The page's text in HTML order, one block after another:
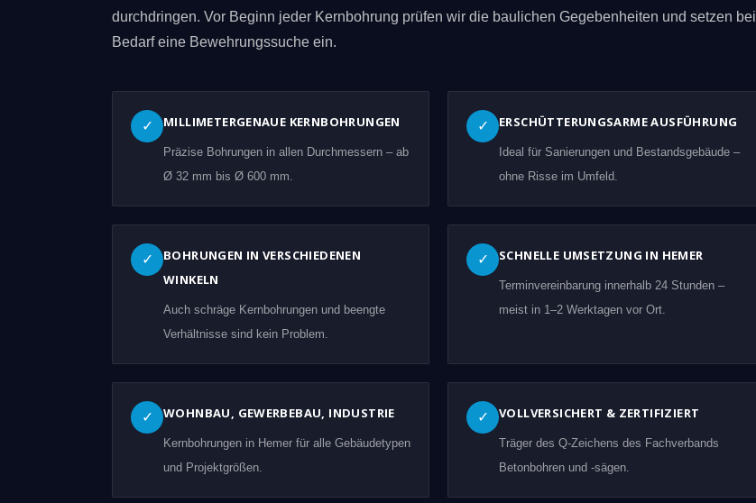
durchdringen. Vor Beginn jeder Kernbohrung prüfen wir die baulichen Gegebenheiten und setzen bei
Bedarf eine Bewehrungssuche ein.
✓ MILLIMETERGENAUE KERNBOHRUNGEN
Präzise Bohrungen in allen Durchmessern – ab
Ø 32 mm bis Ø 600 mm.
✓ ERSCHÜTTERUNGSARME AUSFÜHRUNG
Ideal für Sanierungen und Bestandsgebäude –
ohne Risse im Umfeld.
✓
BOHRUNGEN IN VERSCHIEDENEN
WINKELN
Auch schräge Kernbohrungen und beengte
Verhältnisse sind kein Problem.
✓ SCHNELLE UMSETZUNG IN HEMER
Terminvereinbarung innerhalb 24 Stunden –
meist in 1–2 Werktagen vor Ort.
✓ WOHNBAU, GEWERBEBAU, INDUSTRIE
Kernbohrungen in Hemer für alle Gebäudetypen
und Projektgrößen.
✓ VOLLVERSICHERT & ZERTIFIZIERT
Träger des Q-Zeichens des Fachverbands
Betonbohren und -sägen.